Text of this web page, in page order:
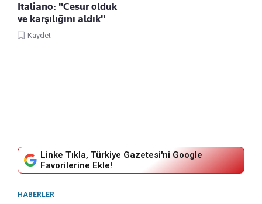
Italiano: "Cesur olduk
ve karşılığını aldık"
Kaydet
Linke Tıkla, Türkiye Gazetesi'ni Google
Favorilerine Ekle!
HABERLER